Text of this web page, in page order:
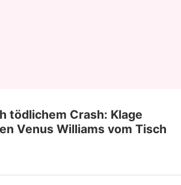
tödlichem Crash: Klage
Venus Williams vom Tisch